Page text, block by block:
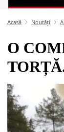
Acasă Noutăți
O